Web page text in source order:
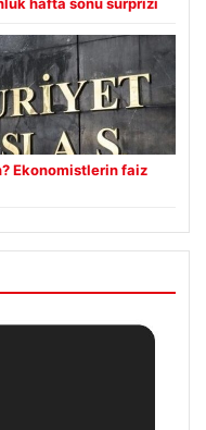
hafta sonu sürprizi
Ekonomistlerin faiz